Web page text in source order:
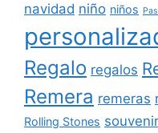
navidad niño niños
Regalo regalos
Remera remeras
Rolling Stones